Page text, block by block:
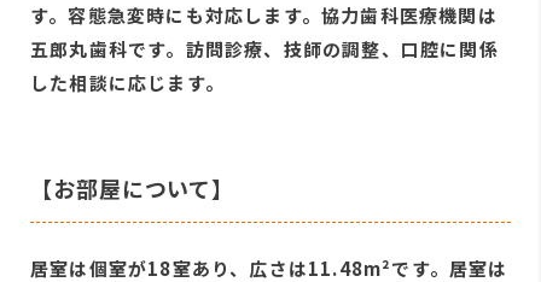
す。容態急変時にも対応します。協力歯科医療機関は
五郎丸歯科です。訪問診療、技師の調整、口腔に関係
した相談に応じます。
【お部屋について】
居室は個室が18室あり、広さは11.48m²です。居室は